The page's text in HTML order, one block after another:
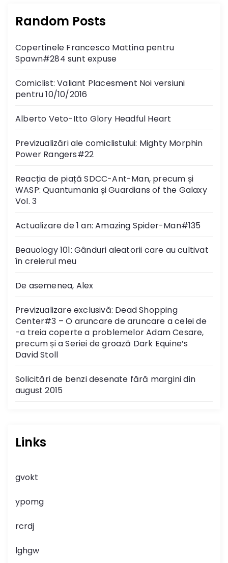
Random Posts
Copertinele Francesco Mattina pentru
Spawn#284 sunt expuse
Comiclist: Valiant Placesment Noi versiuni
pentru 10/10/2016
Alberto Veto-Itto Glory Headful Heart
Previzualizări ale comiclistului: Mighty Morphin
Power Rangers#22
Reacția de piață SDCC-Ant-Man, precum și
WASP: Quantumania și Guardians of the Galaxy
Vol. 3
Actualizare de 1 an: Amazing Spider-Man#135
Beauology 101: Gânduri aleatorii care au cultivat
în creierul meu
De asemenea, Alex
Previzualizare exclusivă: Dead Shopping
Center#3 – O aruncare de aruncare a celei de
-a treia coperte a problemelor Adam Cesare,
precum și a Seriei de groază Dark Equine’s
David Stoll
Solicitări de benzi desenate fără margini din
august 2015
Links
gvokt
ypomg
rcrdj
lghgw